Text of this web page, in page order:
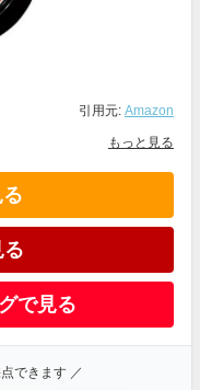
引用元: Amazon
もっと見る
で見る
できます ／